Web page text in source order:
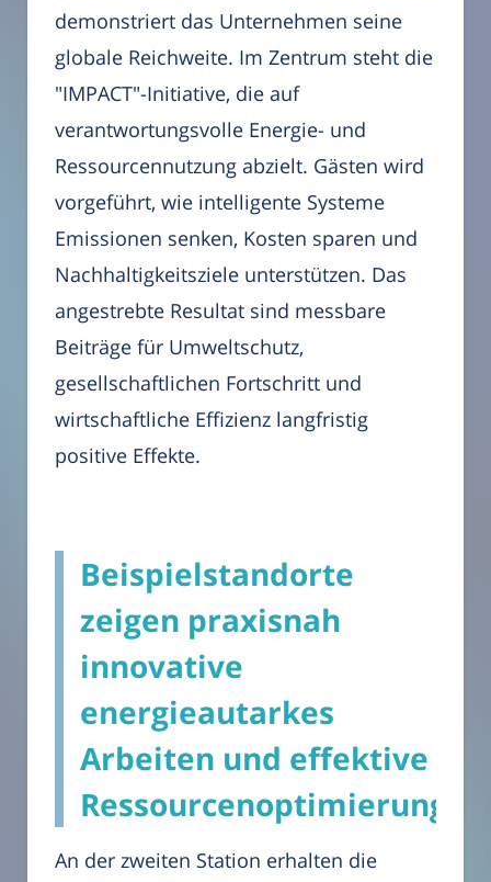
demonstriert das Unternehmen seine
globale Reichweite. Im Zentrum steht die
"IMPACT"-Initiative, die auf
verantwortungsvolle Energie- und
Ressourcennutzung abzielt. Gästen wird
vorgeführt, wie intelligente Systeme
Emissionen senken, Kosten sparen und
Nachhaltigkeitsziele unterstützen. Das
angestrebte Resultat sind messbare
Beiträge für Umweltschutz,
gesellschaftlichen Fortschritt und
wirtschaftliche Effizienz langfristig
positive Effekte.
Beispielstandorte
zeigen praxisnah
innovative
energieautarkes
Arbeiten und effektive
An der zweiten Station erhalten die